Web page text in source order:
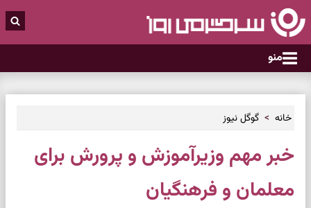
منو
خانه گوگل نیوز
خبر مهم وزیرآموزش و پرورش برای
معلمان و فرهنگیان